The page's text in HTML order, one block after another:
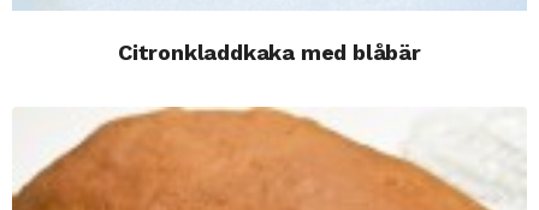
Citronkladdkaka med blåbär